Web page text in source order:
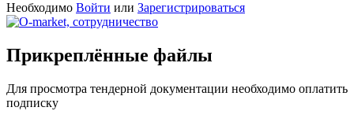
Необходимо Войти или Зарегистрироваться
Прикреплённые файлы
Для просмотра тендерной документации необходимо оплатить
подписку